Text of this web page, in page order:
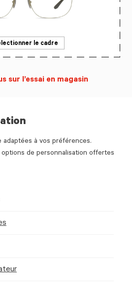
à vos préférences.
de personnalisation offertes
le cadre
sur l’essai en magasin